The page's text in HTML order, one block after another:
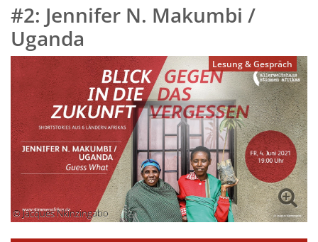
#2: Jennifer N. Makumbi /
Uganda
© Jacques Nkinzingabo
Lesung & Gespräch